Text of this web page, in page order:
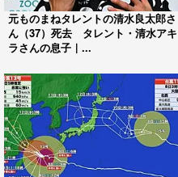
元ものまねタレントの清水良太郎さ
ん（37）死去 タレント・清水アキ
ラさんの息子｜...